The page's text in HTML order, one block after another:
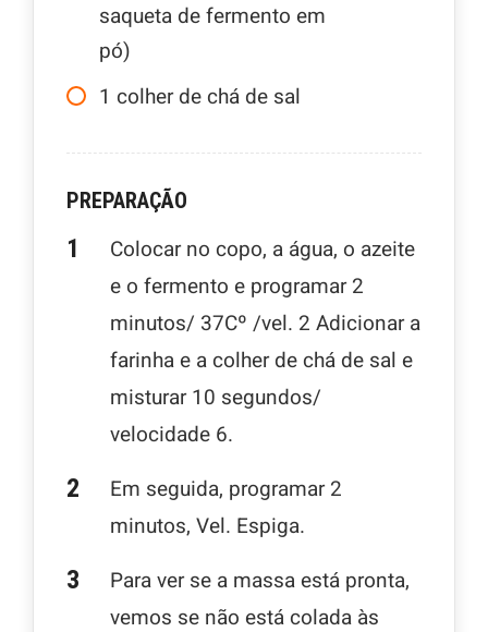
saqueta de fermento em
pó)
1 colher de chá de sal
PREPARAÇÃO
Colocar no copo, a água, o azeite
e o fermento e programar 2
minutos/ 37Cº /vel. 2 Adicionar a
farinha e a colher de chá de sal e
misturar 10 segundos/
velocidade 6.
Em seguida, programar 2
minutos, Vel. Espiga.
Para ver se a massa está pronta,
vemos se não está colada às